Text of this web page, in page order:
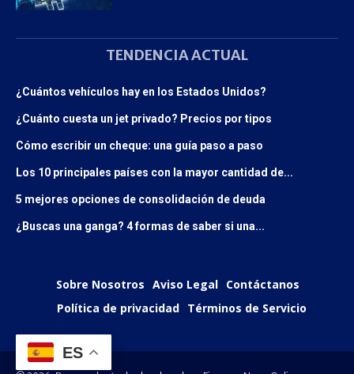
TENDENCIA ACTUAL
¿Cuántos vehículos hay en los Estados Unidos?
¿Cuánto cuesta un jet privado? Precios por tipos
Cómo escribir un cheque: una guía paso a paso
Los 10 principales países con la mayor cantidad de...
5 mejores opciones de consolidación de deuda
¿Buscas una ganga? 4 formas de saber si una...
Sobre Nosotros Aviso Legal Contáctanos
Política de privacidad Términos de Servicio
ES